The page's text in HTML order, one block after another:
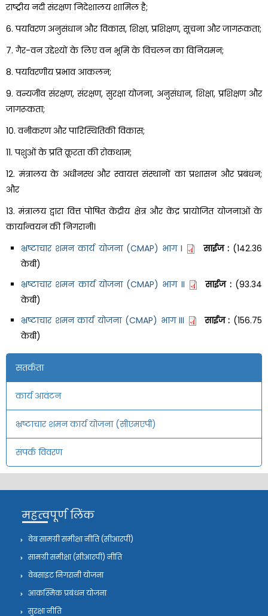
सतर्कता
कार्य आवंटन
भ्रष्टाचार शमन कार्य योजना (सीएमएपी)
संपर्क विवरण
राष्ट्रीय नदी संरक्षण निदेशालय शामिल है;
6. पर्यावरण अनुसंधान और विकास, शिक्षा, प्रशिक्षण, सूचना और जागरूकता;
7. गैर-वन उद्देश्यों के लिए वन भूमि के विचलन का विनियमन;
8. पर्यावरणीय प्रभाव आकलन;
9. वन्यजीव संरक्षण, संरक्षण, सुरक्षा योजना, अनुसंधान, शिक्षा, प्रशिक्षण और
जागरूकता;
10. वनीकरण और पारिस्थितिकी विकास;
11. पशुओं के प्रति क्रूरता की रोकथाम;
12. मंत्रालय के अधीनस्थ और स्वायत्त संस्थानों का प्रशासन और प्रबंधन;
और
13. मंत्रालय द्वारा वित्त पोषित केंद्रीय क्षेत्र और केंद्र प्रायोजित योजनाओं के
कार्यान्वयन की निगरानी।
भ्रष्टाचार शमन कार्य योजना (CMAP) भाग I
साईज :(142.36
केबी)
भ्रष्टाचार शमन कार्य योजना (CMAP) भाग II
साईज :(93.34
केबी)
भ्रष्टाचार शमन कार्य योजना (CMAP) भाग III
साईज : (156.75
केबी)
महत्वपूर्ण लिंक
वेब सामग्री समीक्षा नीति (सीआरपी)
सामग्री समीक्षा (सीआरपी) नीति
वेबसाइट निगरानी योजना
आकस्मिक प्रबंधन योजना
सुरक्षा नीति